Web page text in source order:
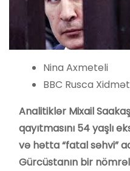
Nina Axmeteli
BBC Rusca
Analitiklər Mixail
qayıtmasını 54 yaşlı
və hətta “fatal səhvi”
Gürcüstanın bir